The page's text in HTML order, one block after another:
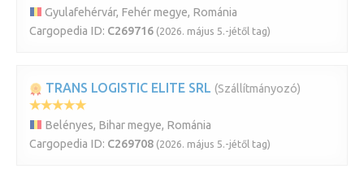
Gyulafehérvár, Fehér megye, Románia
Cargopedia ID: C269716 (2026. május 5.-jétől tag)
TRANS LOGISTIC ELITE SRL (Szállítmányozó)
Belényes, Bihar megye, Románia
Cargopedia ID: C269708 (2026. május 5.-jétől tag)